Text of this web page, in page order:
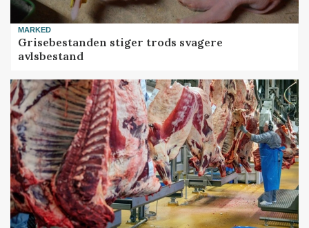
MARKED
Grisebestanden stiger trods svagere
avlsbestand